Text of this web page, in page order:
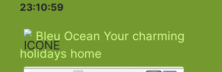
23:10:59
Bleu Ocean Your charming
holidays home